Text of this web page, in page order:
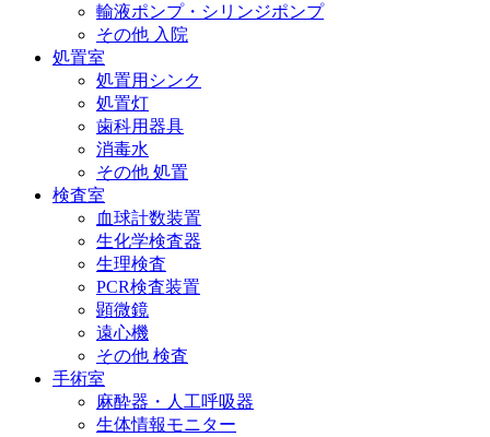
輸液ポンプ・シリンジポンプ
その他 入院
処置室
処置用シンク
処置灯
歯科用器具
消毒水
その他 処置
検査室
血球計数装置
生化学検査器
生理検査
PCR検査装置
顕微鏡
遠心機
その他 検査
手術室
麻酔器・人工呼吸器
生体情報モニター